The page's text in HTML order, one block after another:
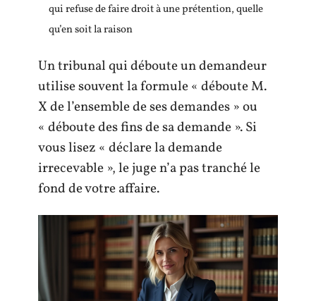
qui refuse de faire droit à une prétention, quelle
qu’en soit la raison
Un tribunal qui déboute un demandeur
utilise souvent la formule « déboute M.
X de l’ensemble de ses demandes » ou
« déboute des fins de sa demande ». Si
vous lisez « déclare la demande
irrecevable », le juge n’a pas tranché le
fond de votre affaire.